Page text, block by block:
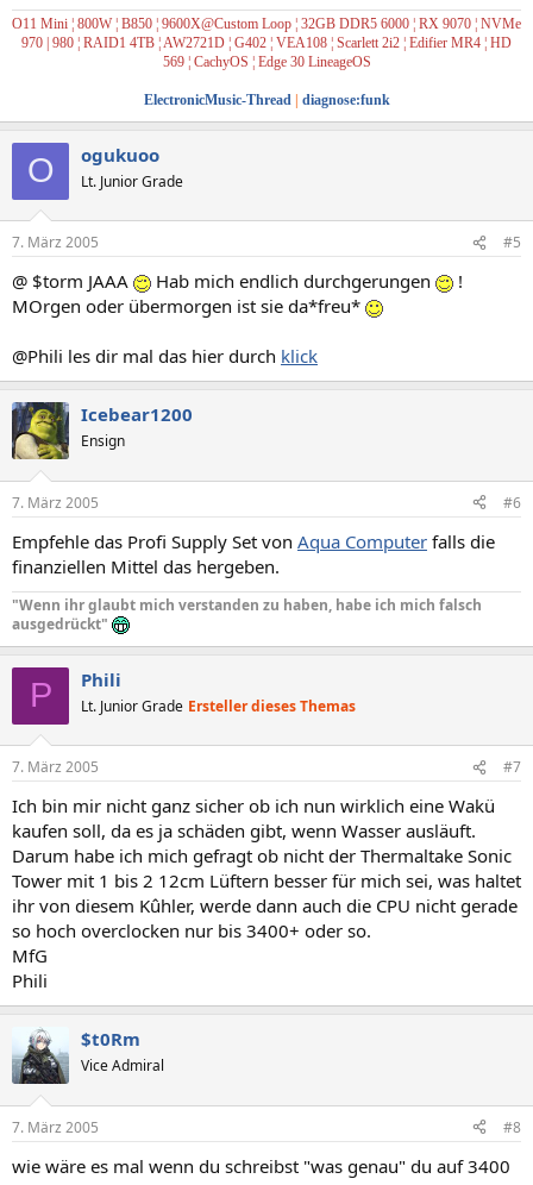
O11 Mini ¦ 800W ¦ B850 ¦ 9600X@Custom Loop ¦ 32GB DDR5 6000 ¦ RX 9070 ¦ NVMe
970 | 980 ¦ RAID1 4TB ¦ AW2721D ¦ G402 ¦ VEA108 ¦ Scarlett 2i2 ¦ Edifier MR4 ¦ HD
569 ¦ CachyOS ¦ Edge 30 LineageOS
ElectronicMusic-Thread | diagnose:funk
O ogukuoo
Lt. Junior Grade
7. März 2005 #5
@ $torm JAAA Hab mich endlich durchgerungen
!
MOrgen oder übermorgen ist sie da*freu*
@Phili les dir mal das hier durch klick
Icebear1200
Ensign
7. März 2005 #6
Empfehle das Profi Supply Set von Aqua Computer falls die
finanziellen Mittel das hergeben.
"Wenn ihr glaubt mich verstanden zu haben, habe ich mich falsch
ausgedrückt"
P Phili
Lt. Junior Grade Ersteller dieses Themas
7. März 2005 #7
Ich bin mir nicht ganz sicher ob ich nun wirklich eine Wakü
kaufen soll, da es ja schäden gibt, wenn Wasser ausläuft.
Darum habe ich mich gefragt ob nicht der Thermaltake Sonic
Tower mit 1 bis 2 12cm Lüftern besser für mich sei, was haltet
ihr von diesem Kûhler, werde dann auch die CPU nicht gerade
so hoch overclocken nur bis 3400+ oder so.
MfG
Phili
$t0Rm
Vice Admiral
7. März 2005 #8
wie wäre es mal wenn du schreibst "was genau" du auf 3400